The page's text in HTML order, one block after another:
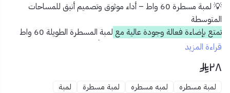
💡
لمبة مسطرة 60 واط – أداء موثوق وتصميم أنيق للمساحات
المتوسطة
تمتع بإضاءة فعالة وجودة عالية مع
لمبة المسطرة الطويلة 60 واط
من همر، مثالية للمساحات المتوسطة وتأتي بلونين مريحين للعين:
✅المميزات:
💡 قدرة 60 واط لإضاءة متوسطة بتوزيع متناسق
قراءة المزيد
٢٨
لمبة مسطره لمبه مسطره لمبة مسطرة لمبة